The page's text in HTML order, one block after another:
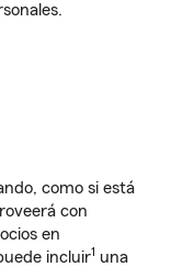
como si está
con
en
incluir1 una